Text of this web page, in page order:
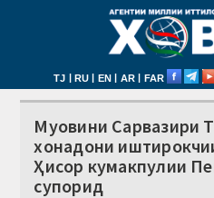
TJ | RU | EN | AR | FAR
Муовини Сарвазири
хонадони
Ҳисор кумакпулии
супорид